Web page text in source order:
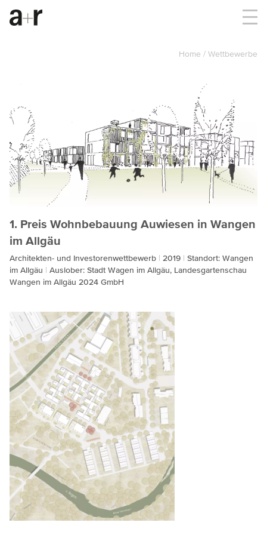
Home Wettbewerbe
1. Preis Wohnbebauung Auwiesen in Wangen
im Allgäu
Architekten- und Investorenwettbewerb 2019
Standort: Wangen
im Allgäu
Auslober: Stadt Wagen im Allgäu, Landesgartenschau
Wangen im Allgäu 2024 GmbH